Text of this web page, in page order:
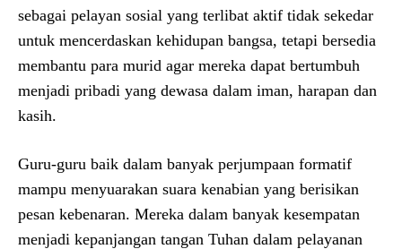
sebagai pelayan sosial yang terlibat aktif tidak sekedar
untuk mencerdaskan kehidupan bangsa, tetapi bersedia
membantu para murid agar mereka dapat bertumbuh
menjadi pribadi yang dewasa dalam iman, harapan dan
kasih.
Guru-guru baik dalam banyak perjumpaan formatif
mampu menyuarakan suara kenabian yang berisikan
pesan kebenaran. Mereka dalam banyak kesempatan
menjadi kepanjangan tangan Tuhan dalam pelayanan